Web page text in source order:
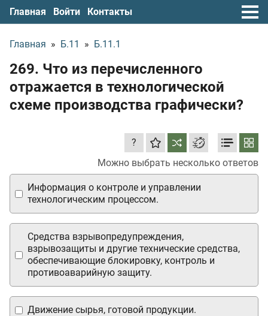
Главная Войти Контакты
Главная » Б.11 » Б.11.1
269. Что из перечисленного
отражается в технологической
схеме производства графически?
Можно выбрать несколько ответов
?
Движение сырья, готовой продукции.
Средства взрывопредупреждения,
взрывозащиты и другие технические средства,
обеспечивающие блокировку, контроль и
противоаварийную защиту.
Информация о контроле и управлении
технологическим процессом.